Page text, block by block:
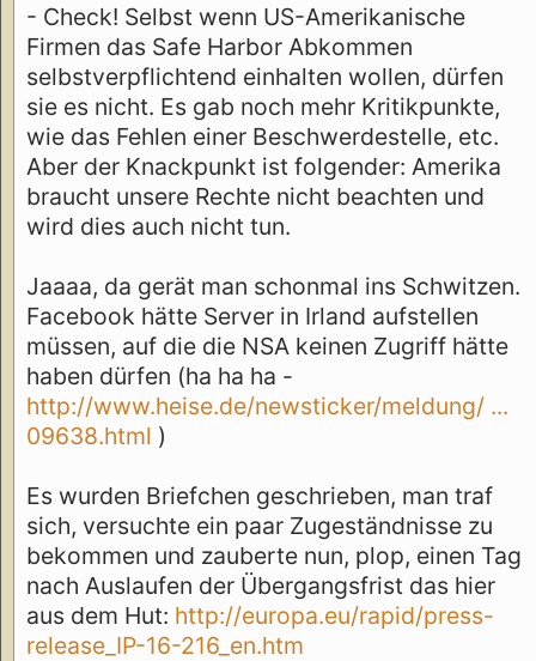
- Check! Selbst wenn US-Amerikanische
Firmen das Safe Harbor Abkommen
selbstverpflichtend einhalten wollen, dürfen
sie es nicht. Es gab noch mehr Kritikpunkte,
wie das Fehlen einer Beschwerdestelle, etc.
Aber der Knackpunkt ist folgender: Amerika
braucht unsere Rechte nicht beachten und
wird dies auch nicht tun.
Jaaaa, da gerät man schonmal ins Schwitzen.
Facebook hätte Server in Irland aufstellen
müssen, auf die die NSA keinen Zugriff hätte
haben dürfen (ha ha ha -
http://www.heise.de/newsticker/meldung/ ...
09638.html )
Es wurden Briefchen geschrieben, man traf
sich, versuchte ein paar Zugeständnisse zu
bekommen und zauberte nun, plop, einen Tag
nach Auslaufen der Übergangsfrist das hier
aus dem Hut: http://europa.eu/rapid/press-
release_IP-16-216_en.htm